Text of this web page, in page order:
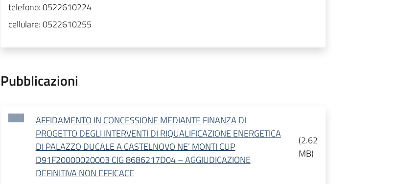
telefono:0522610224
cellulare:0522610255
Pubblicazioni
AFFIDAMENTO IN CONCESSIONE MEDIANTE FINANZA DI
PROGETTO DEGLI INTERVENTI DI RIQUALIFICAZIONE ENERGETICA
DI PALAZZO DUCALE A CASTELNOVO NE’ MONTI CUP
D91F20000020003 CIG 8686217D04 – AGGIUDICAZIONE
DEFINITIVA NON EFFICACE
(2.62
MB)